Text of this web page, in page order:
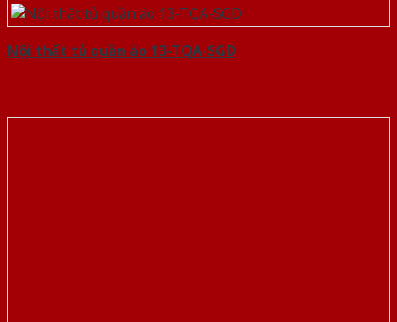
Nội thất tủ quần áo 13-TQA-SGD